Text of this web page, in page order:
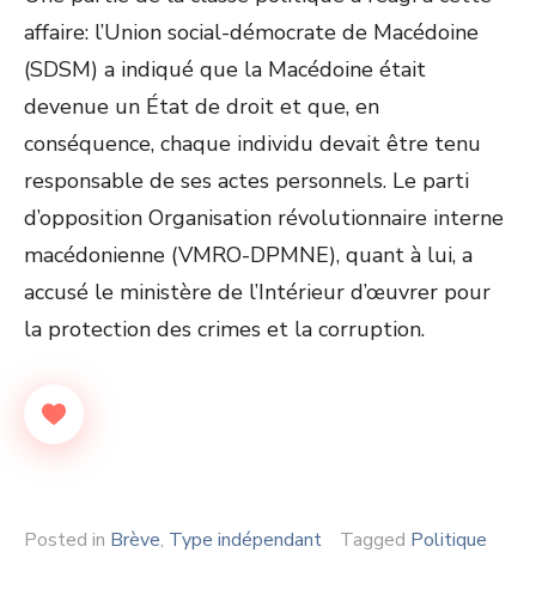
affaire: l’Union social-démocrate de Macédoine
(SDSM) a indiqué que la Macédoine était
devenue un État de droit et que, en
conséquence, chaque individu devait être tenu
responsable de ses actes personnels. Le parti
d’opposition Organisation révolutionnaire interne
macédonienne (VMRO-DPMNE), quant à lui, a
accusé le ministère de l’Intérieur d’œuvrer pour
la protection des crimes et la corruption.
Posted in Brève, Type indépendant Tagged Politique